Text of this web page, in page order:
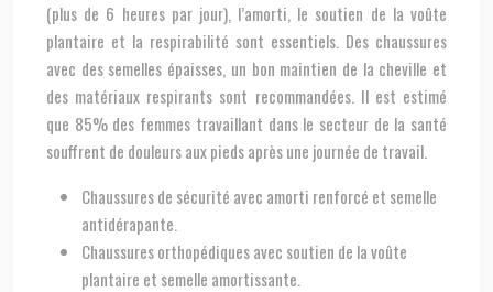
(plus de 6 heures par jour), l’amorti, le soutien de la voûte
plantaire et la respirabilité sont essentiels. Des chaussures
avec des semelles épaisses, un bon maintien de la cheville et
des matériaux respirants sont recommandées. Il est estimé
que 85% des femmes travaillant dans le secteur de la santé
souffrent de douleurs aux pieds après une journée de travail.
Chaussures de sécurité avec amorti renforcé et semelle
antidérapante.
Chaussures orthopédiques avec soutien de la voûte
plantaire et semelle amortissante.